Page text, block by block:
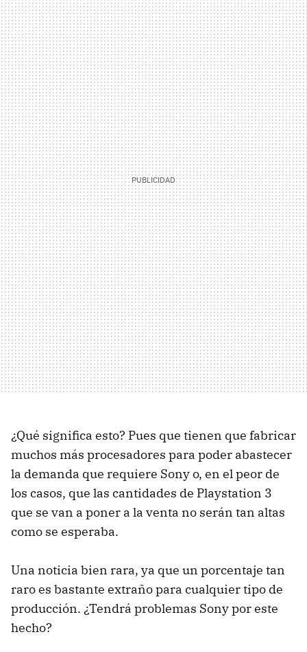
¿Qué significa esto? Pues que tienen que fabricar
muchos más procesadores para poder abastecer
la demanda que requiere Sony o, en el peor de
los casos, que las cantidades de Playstation 3
que se van a poner a la venta no serán tan altas
como se esperaba.
Una noticia bien rara, ya que un porcentaje tan
raro es bastante extraño para cualquier tipo de
producción. ¿Tendrá problemas Sony por este
hecho?